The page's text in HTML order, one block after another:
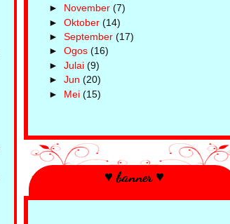
►
November(7)
►Oktober(14)
►September(17)
►Ogos(16)
►Julai(9)
►Jun(20)
► Mei(15)
▼Februari(33)
Suprise - Kek Pandan
Resepi Donut Gebu Paling Mudah Dan
♥ banner ♥